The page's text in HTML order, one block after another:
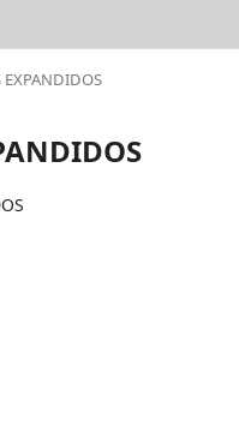
EXPANDIDOS